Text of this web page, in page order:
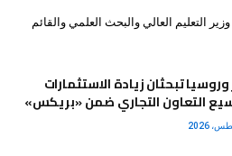
التعليم العالي والبحث العلمي والقائم
تبحثان زيادة الاستثمارات
التعاون التجاري ضمن «بريكس»